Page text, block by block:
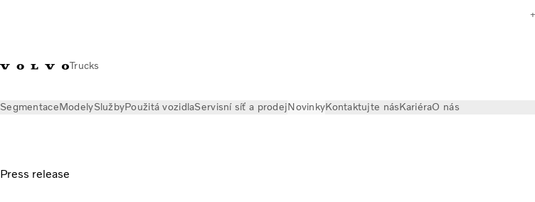
Trucks
SegmentaceModelySlužbyPoužitá vozidlaServisní síť a prodejNovinkyKontaktujte násKariéraO nás
Press release